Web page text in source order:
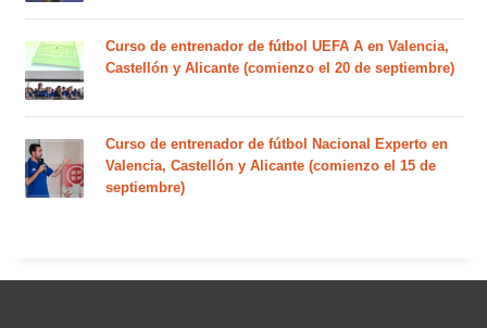
Curso de entrenador de fútbol UEFA A en Valencia,
Castellón y Alicante (comienzo el 20 de septiembre)
Curso de entrenador de fútbol Nacional Experto en
Valencia, Castellón y Alicante (comienzo el 15 de
septiembre)